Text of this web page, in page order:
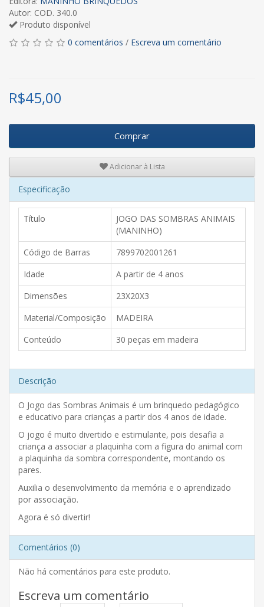
Autor: COD. 340.0
Produto disponível
0 comentários / Escreva um comentário
R$45,00
Comprar
Adicionar à Lista
Especificação
Título
JOGO DAS SOMBRAS ANIMAIS
(MANINHO)
Código de Barras
7899702001261
Idade
A partir de 4 anos
Dimensões
23X20X3
Material/Composição
MADEIRA
Conteúdo
30 peças em madeira
Descrição
O Jogo das Sombras Animais é um brinquedo pedagógico
e educativo para crianças a partir dos 4 anos de idade.
O jogo é muito divertido e estimulante, pois desafia a
criança a associar a plaquinha com a figura do animal com
a plaquinha da sombra correspondente, montando os
pares.
Auxilia o desenvolvimento da memória e o aprendizado
por associação.
Agora é só divertir!
Comentários (0)
Não há comentários para este produto.
Escreva um comentário